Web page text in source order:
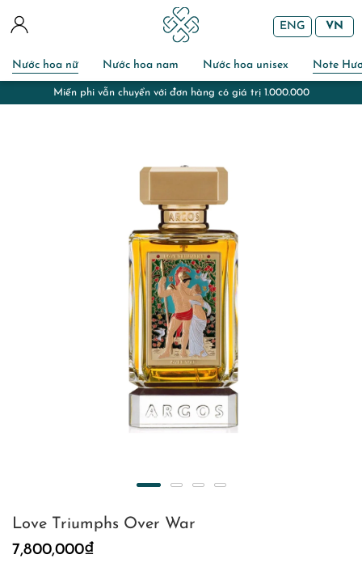
Nước hoa nữ Nước hoa nam Nước hoa unisex Note
ENG VN
Miến phi vẫn chuyển với đơn hàng có giá trị 1.000.000
Love Triumphs Over War
7,800,000₫